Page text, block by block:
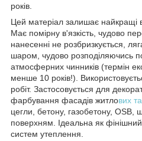
років.
Цей матеріал залишає найкращі
Має помірну в'язкість, чудово
нанесенні не розбризкується,
шаром, чудово розподіляючись
атмосферних чинників (термін
менше 10 років!).
робіт. Застосовується для
фарбування фасадів житлових
цегли, бетону, газобетону, OSB,
поверхням. Ідеальна як
систем утеплення.